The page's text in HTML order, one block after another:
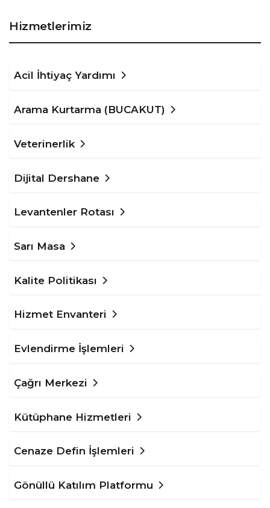
Hizmetlerimiz
Acil İhtiyaç Yardımı
Arama Kurtarma (BUCAKUT)
Veterinerlik
Dijital Dershane
Levantenler Rotası
Sarı Masa
Kalite Politikası
Hizmet Envanteri
Evlendirme İşlemleri
Çağrı Merkezi
Kütüphane Hizmetleri
Cenaze Defin İşlemleri
Gönüllü Katılım Platformu